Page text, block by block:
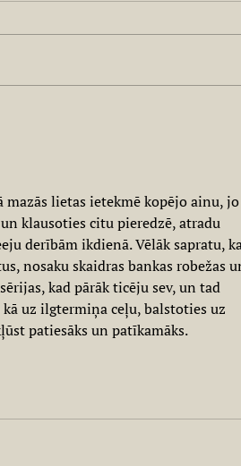
mazās lietas ietekmē kopējo ainu, jo
klausoties citu pieredzē, atradu
derībām ikdienā. Vēlāk sapratu,
nosaku skaidras bankas robežas
kad pārāk ticēju sev, un tad
uz ilgtermiņa ceļu, balstoties uz
patiesāks un patīkamāks.